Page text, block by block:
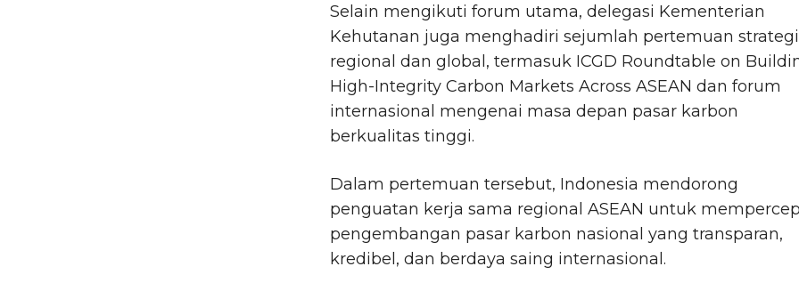
Selain mengikuti forum utama, delegasi Kementerian
Kehutanan juga menghadiri sejumlah pertemuan
regional dan global, termasuk ICGD Roundtable on
High-Integrity Carbon Markets Across ASEAN dan forum
internasional mengenai masa depan pasar karbon
berkualitas tinggi.
Dalam pertemuan tersebut, Indonesia mendorong
penguatan kerja sama regional ASEAN untuk
pengembangan pasar karbon nasional yang transparan,
kredibel, dan berdaya saing internasional.